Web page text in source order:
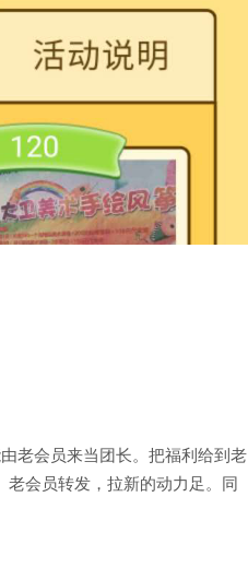
老会员来当团长。把福利给到老
会员转发，拉新的动力足。同